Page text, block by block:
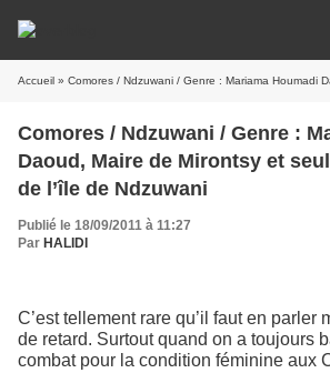
Accueil » Comores / Ndzuwani / Genre : Mariama Houmadi Daoud, Maire de Mirontsy
Comores / Ndzuwani / Genre :
Daoud, Maire de Mirontsy et
de l’île de Ndzuwani
Publié le 18/09/2011 à 11:27
Par HALIDI
C’est tellement rare qu’il faut en parler
de retard. Surtout quand on a toujours
combat pour la condition féminine aux